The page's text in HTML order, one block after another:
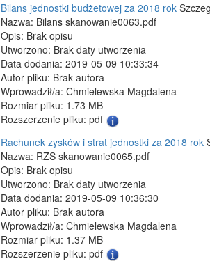
Bilans jednostki budżetowej za 2018 rok
Nazwa: Bilans skanowanie0063.pdf
Opis: Brak opisu
Utworzono: Brak daty utworzenia
Data dodania: 2019-05-09 10:33:34
Autor pliku: Brak autora
Wprowadził/a: Chmielewska Magdalena
Rozmiar pliku: 1.73 MB
Rozszerzenie pliku: pdf
Rachunek zysków i strat jednostki za 2018 rok
Nazwa: RZS skanowanie0065.pdf
Opis: Brak opisu
Utworzono: Brak daty utworzenia
Data dodania: 2019-05-09 10:36:30
Autor pliku: Brak autora
Wprowadził/a: Chmielewska Magdalena
Rozmiar pliku: 1.37 MB
Rozszerzenie pliku: pdf